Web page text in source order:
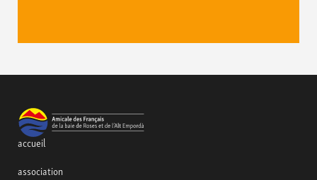
accueil
association